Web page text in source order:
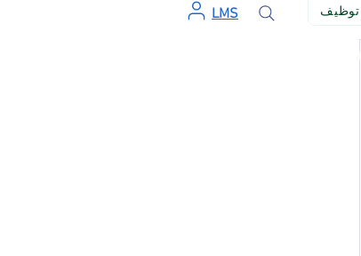
في بناء المجتمع وتطويره
LMS